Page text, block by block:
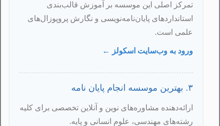
تمرکز اصلی این موسسه بر آموزش قالب‌بندی
استانداردهای پایان‌نامه‌نویسی و نگارش پروپوزال‌های
علمی است.
ورود به وب‌سایت اسکولز ←
۳. بهترین موسسه انجام پایان نامه
ارائه‌دهنده مشاوره‌های نوین و آنلاین تخصصی برای کلیه
رشته‌های مهندسی، علوم انسانی و پایه.